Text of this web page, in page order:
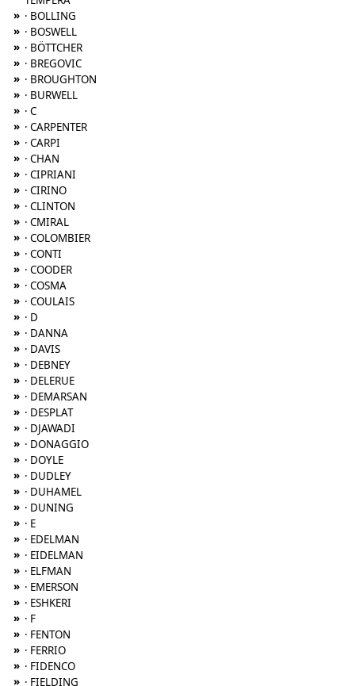
» · BOLLING
» · BOSWELL
» · BÖTTCHER
» · BREGOVIC
» · BROUGHTON
» · BURWELL
» · C
» · CARPENTER
» · CARPI
» · CHAN
» · CIPRIANI
» · CIRINO
» · CLINTON
» · CMIRAL
» · COLOMBIER
» · CONTI
» · COODER
» · COSMA
» · COULAIS
» · D
» · DANNA
» · DAVIS
» · DEBNEY
» · DELERUE
» · DEMARSAN
» · DESPLAT
» · DJAWADI
» · DONAGGIO
» · DOYLE
» · DUDLEY
» · DUHAMEL
» · DUNING
» · E
» · EDELMAN
» · EIDELMAN
» · ELFMAN
» · EMERSON
» · ESHKERI
» · F
» · FENTON
» · FERRIO
» · FIDENCO
» · FIELDING